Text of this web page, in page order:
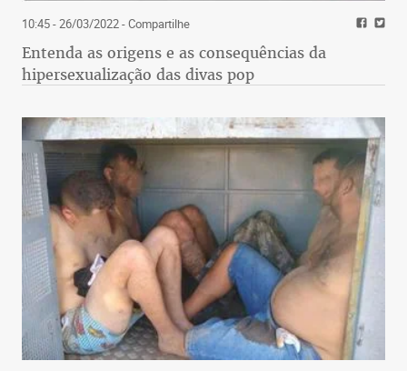
10:45 - 26/03/2022- Compartilhe
Entenda as origens e as consequências da
hipersexualização das divas pop